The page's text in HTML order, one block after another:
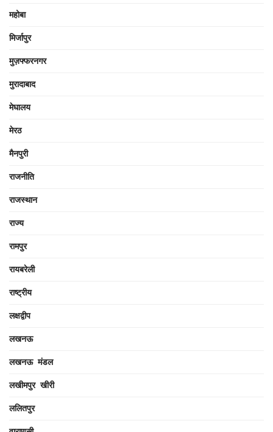
महोबा
मिर्जापुर
मुज़फ्फरनगर
मुरादाबाद
मेघालय
मेरठ
मैनपुरी
राजनीति
राजस्थान
राज्य
रामपुर
रायबरेली
राष्ट्रीय
लक्षद्वीप
लखनऊ
लखनऊ मंडल
लखीमपुर खीरी
ललितपुर